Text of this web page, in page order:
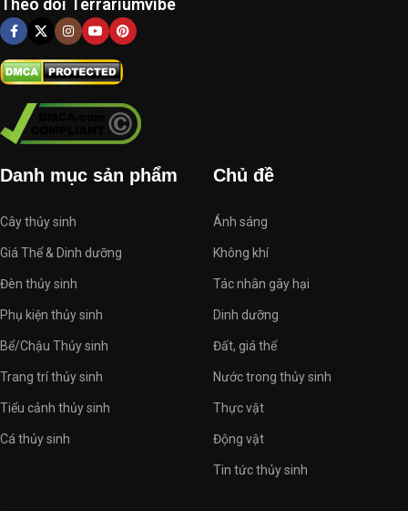
Theo dõi Terrariumvibe
Danh mục sản phẩm
Cây thủy sinh
Giá Thể & Dinh dưỡng
Đèn thủy sinh
Phụ kiện thủy sinh
Bể/Chậu Thủy sinh
Trang trí thủy sinh
Tiểu cảnh thủy sinh
Cá thủy sinh
Chủ đề
Ánh sáng
Không khí
Tác nhân gây hại
Dinh dưỡng
Đất, giá thể
Nước trong thủy sinh
Thực vật
Động vật
Tin tức thủy sinh